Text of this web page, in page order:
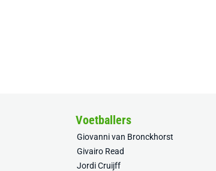
Voetballers
Giovanni van Bronckhorst
Givairo Read
Jordi Cruijff